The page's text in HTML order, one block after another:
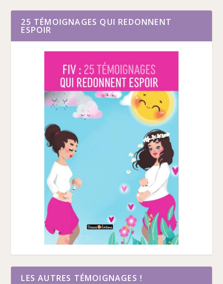
25 TÉMOIGNAGES QUI REDONNENT
ESPOIR
LES AUTRES TÉMOIGNAGES !